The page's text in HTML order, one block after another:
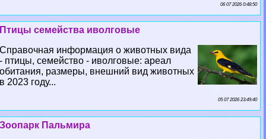
06 07 2026 0:48:50
Птицы семейства иволговые
Справочная информация о животных вида
- птицы, семейство - иволговые: ареал
обитания, размеры, внешний вид животных
в 2023 году...
05 07 2026 23:49:40
Зоопарк Пальмира